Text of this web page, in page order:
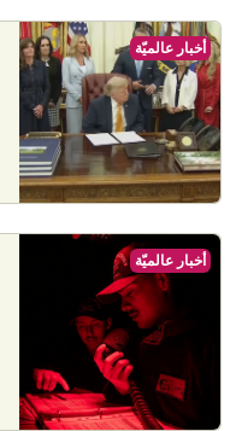
أخبار عالميّة
أخبار عالميّة